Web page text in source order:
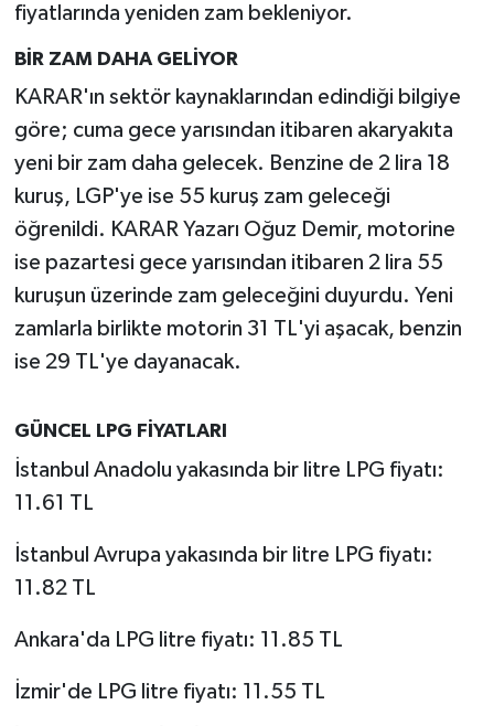
fiyatlarında yeniden zam bekleniyor.
BİR ZAM DAHA GELİYOR
KARAR'ın sektör kaynaklarından edindiği bilgiye
göre; cuma gece yarısından itibaren akaryakıta
yeni bir zam daha gelecek. Benzine de 2 lira 18
kuruş, LGP'ye ise 55 kuruş zam geleceği
öğrenildi. KARAR Yazarı Oğuz Demir, motorine
ise pazartesi gece yarısından itibaren 2 lira 55
kuruşun üzerinde zam geleceğini duyurdu. Yeni
zamlarla birlikte motorin 31 TL'yi aşacak, benzin
ise 29 TL'ye dayanacak.
GÜNCEL LPG FİYATLARI
İstanbul Anadolu yakasında bir litre LPG fiyatı:
11.61 TL
İstanbul Avrupa yakasında bir litre LPG fiyatı:
11.82 TL
Ankara'da LPG litre fiyatı: 11.85 TL
İzmir'de LPG litre fiyatı: 11.55 TL